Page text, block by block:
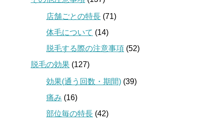
店舗ごとの特長 (71)
体毛について (14)
脱毛する際の注意事項 (52)
脱毛の効果 (127)
効果(通う回数・期間) (39)
痛み (16)
部位毎の特長 (42)